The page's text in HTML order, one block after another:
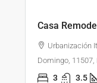
Casa
Urbanización
Domingo,
3 3.5